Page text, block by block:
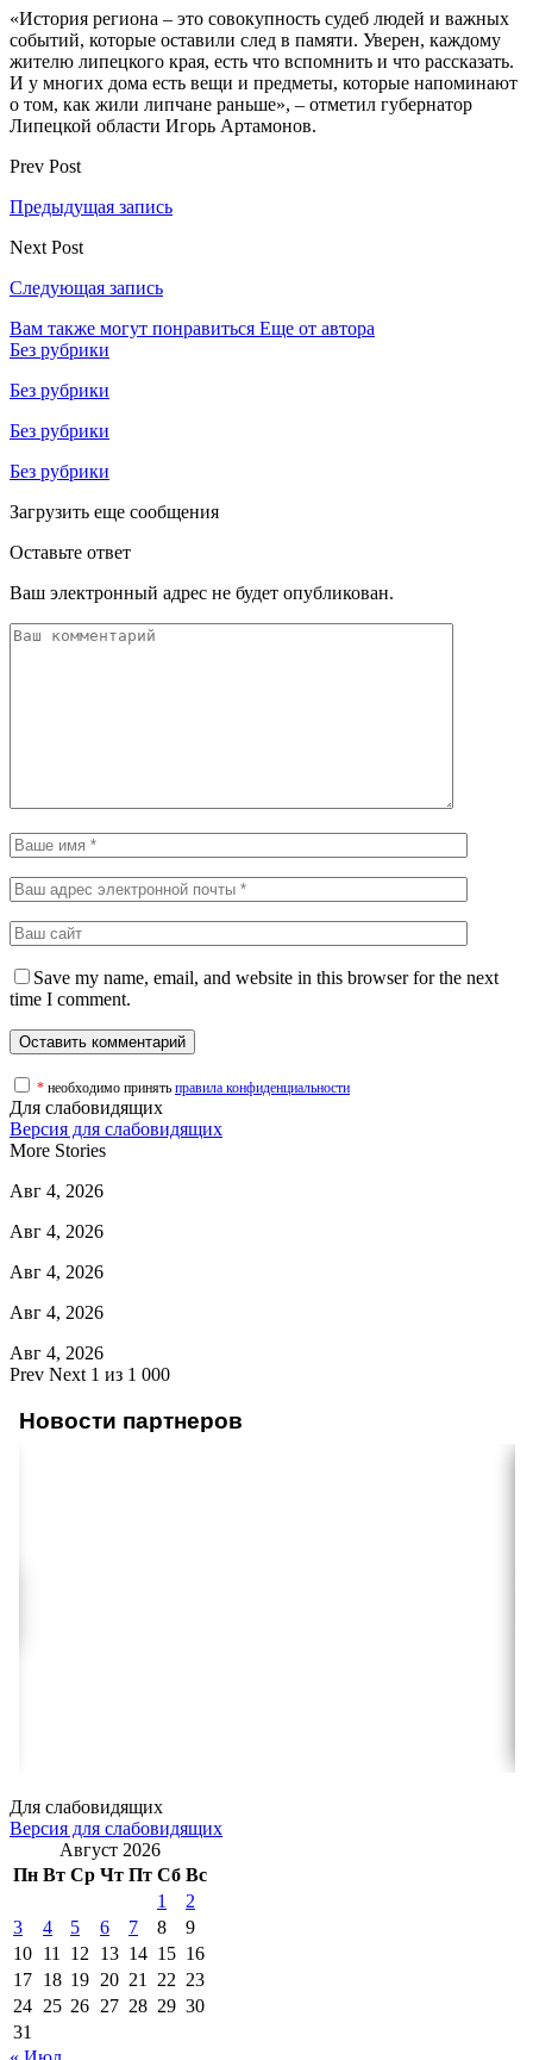
«История региона – это совокупность судеб людей и важных
событий, которые оставили след в памяти. Уверен, каждому
жителю липецкого края, есть что вспомнить и что рассказать.
И у многих дома есть вещи и предметы, которые напоминают
о том, как жили липчане раньше», – отметил губернатор
Липецкой области Игорь Артамонов.
Prev Post
Предыдущая запись
Next Post
Следующая запись
Вам также могут понравиться Еще от автора
Без рубрики
Без рубрики
Без рубрики
Без рубрики
Загрузить еще сообщения
Оставьте ответ
Ваш электронный адрес не будет опубликован.
Save my name, email, and website in this browser for the next
time I comment.
* необходимо принять правила конфиденциальности
Для слабовидящих
Версия для слабовидящих
More Stories
Авг 4, 2026
Авг 4, 2026
Авг 4, 2026
Авг 4, 2026
Авг 4, 2026
Prev Next 1 из 1 000
Новости партнеров
Для слабовидящих
Версия для слабовидящих
Август 2026
Пн Вт Ср Чт Пт Сб Вс
1
2
3
4 5 6 7 8
9
10 11 12 13 14 15 16
17 18 19 20 21 22 23
24 25 26 27 28 29 30
31